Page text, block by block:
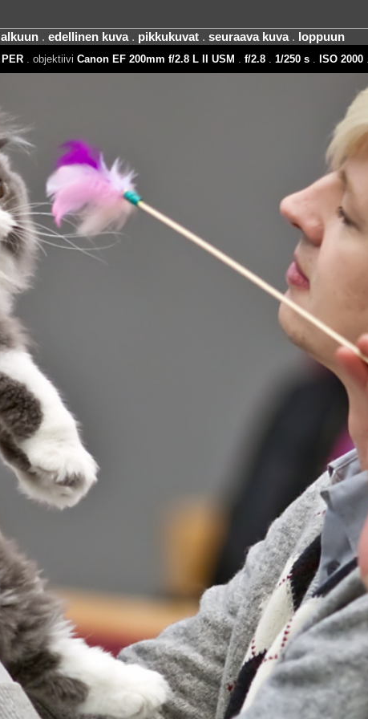
alkuun. edellinen kuva. pikkukuvat. seuraava kuva. loppuun
PER. objektiivi Canon EF 200mm f/2.8 L II USM f/2.8. 1/250 s. ISO 2000.